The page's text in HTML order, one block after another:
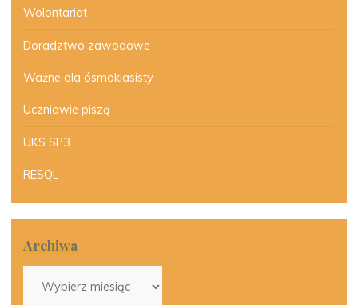
Wolontariat
Doradztwo zawodowe
Ważne dla ósmoklasisty
Uczniowie piszą
UKS SP3
RESQL
Archiwa